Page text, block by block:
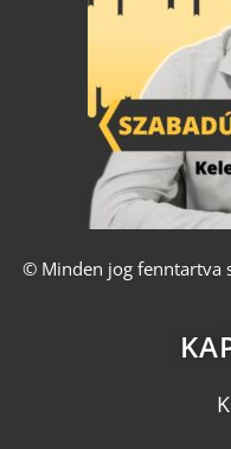
© Minden jog fenntartva